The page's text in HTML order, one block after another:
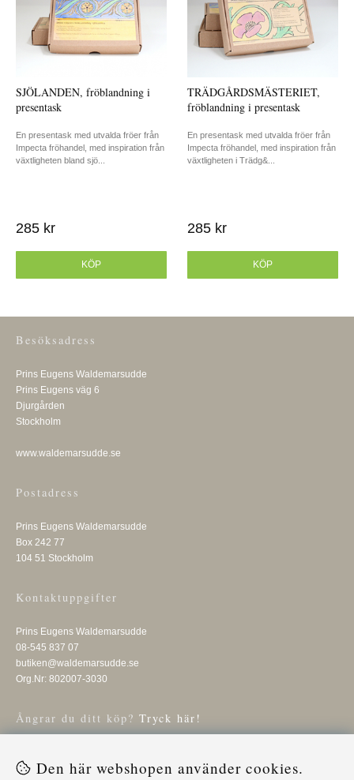
SJÖLANDEN, fröblandning i
presentask
En presentask med utvalda fröer från
Impecta fröhandel, med inspiration från
växtligheten bland sjö...
285 kr
KÖP
TRÄDGÅRDSMÄSTERIET,
fröblandning i presentask
En presentask med utvalda fröer från
Impecta fröhandel, med inspiration från
växtligheten i Trädg&...
285 kr
KÖP
Besöksadress
Prins Eugens Waldemarsudde
Prins Eugens väg 6
Djurgården
Stockholm
www.waldemarsudde.se
Postadress
Prins Eugens Waldemarsudde
Box 242 77
104 51 Stockholm
Kontaktuppgifter
Prins Eugens Waldemarsudde
08-545 837 07
butiken@waldemarsudde.se
Org.Nr: 802007-3030
Ångrar du ditt köp? Tryck här!
Ange din e-post nedan för att ta del av nyheter och erbjudanden
Den här webshopen använder cookies.